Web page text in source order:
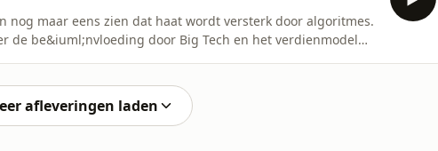
nog maar eens zien dat haat wordt versterk door algoritmes.
de be&iuml;nvloeding door Big Tech en het verdienmodel
afleveringen laden